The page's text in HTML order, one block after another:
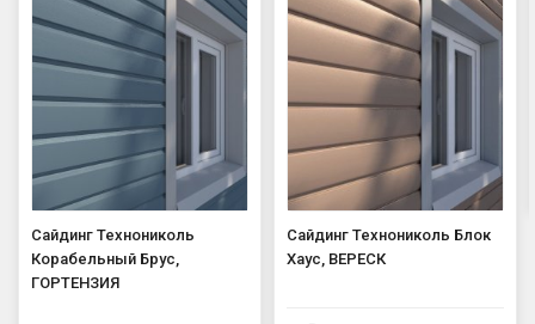
Сайдинг Технониколь
Корабельный Брус,
ГОРТЕНЗИЯ
Сайдинг Технониколь Блок
Хаус, ВЕРЕСК